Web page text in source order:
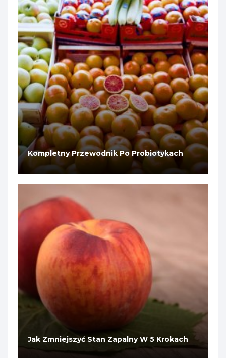
Kompletny Przewodnik Po Probiotykach
Jak Zmniejszyć Stan Zapalny W 5 Krokach